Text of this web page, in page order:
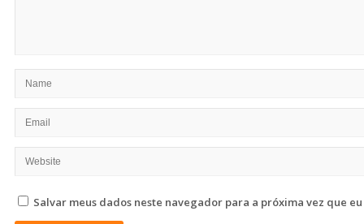
Salvar meus dados neste navegador para a próxima vez que